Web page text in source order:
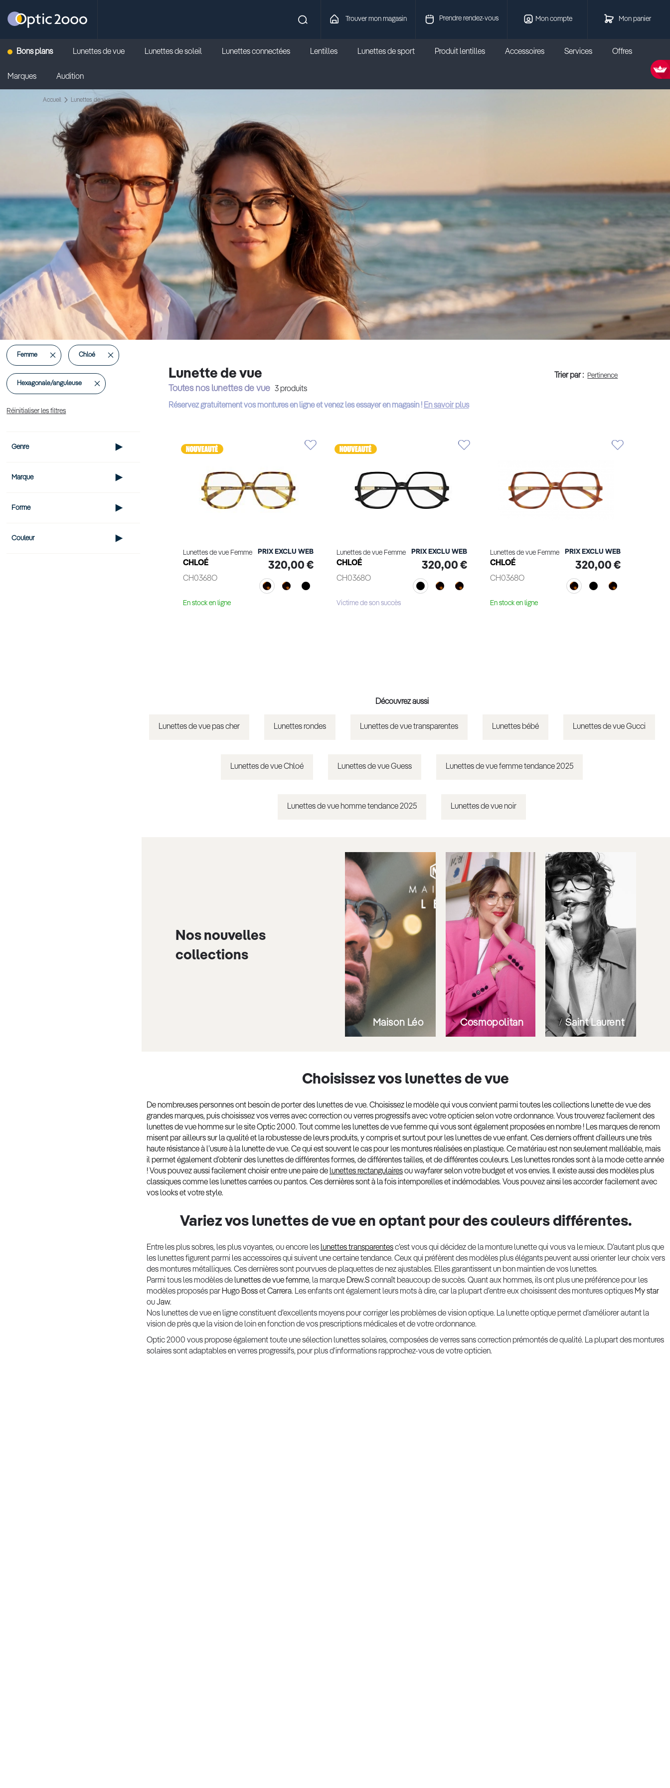
Retour vers la page d'accueil Mon panier
Prendre rendez-vous Mon compte
Trouver mon magasin
Bons plans Lunettes de vue Lunettes de soleil Lunettes connectées Lentilles Lunettes de sport Produit lentilles Accessoires Services Offres
Marques Audition
Accueil Lunettes de vue
Trier par :
Lunette de vue
Toutes nos lunettes de vue 3produits
Réservez gratuitement vos montures en ligne et venez les essayer en magasin ! En savoir plus
Lunettes de vue Femme
CHLOÉ
CH0368O
PRIX EXCLU WEB
320,00 €
En stock en ligne
Lunettes de vue Femme
CHLOÉ
CH0368O
PRIX EXCLU WEB
320,00 €
Victime de son succès
Lunettes de vue Femme
CHLOÉ
CH0368O
PRIX EXCLU WEB
320,00 €
En stock en ligne
Découvrez aussi
Lunettes de vue pas cher Lunettes rondes Lunettes de vue transparentes Lunettes bébé Lunettes de vue Gucci
Lunettes de vue Chloé Lunettes de vue Guess Lunettes de vue femme tendance 2025
Lunettes de vue homme tendance 2025 Lunettes de vue noir
Nos nouvelles
collections
Maison Léo Cosmopolitan Saint Laurent
Choisissez vos lunettes de vue
De nombreuses personnes ont besoin de porter des lunettes de vue. Choisissez le modèle qui vous convient parmi toutes les collections lunette de vue des
grandes marques, puis choisissez vos verres avec correction ou verres progressifs avec votre opticien selon votre ordonnance. Vous trouverez facilement des
lunettes de vue homme sur le site Optic 2000. Tout comme les lunettes de vue femme qui vous sont également proposées en nombre ! Les marques de renom
misent par ailleurs sur la qualité et la robustesse de leurs produits, y compris et surtout pour les lunettes de vue enfant. Ces derniers offrent d’ailleurs une très
haute résistance à l’usure à la lunette de vue. Ce qui est souvent le cas pour les montures réalisées en plastique. Ce matériau est non seulement malléable, mais
il permet également d’obtenir des lunettes de différentes formes, de différentes tailles, et de différentes couleurs. Les lunettes rondes sont à la mode cette année
! Vous pouvez aussi facilement choisir entre une paire de lunettes rectangulairesou wayfarer selon votre budget et vos envies. Il existe aussi des modèles plus
classiques comme les lunettes carrées ou pantos. Ces dernières sont à la fois intemporelles et indémodables. Vous pouvez ainsi les accorder facilement avec
vos looks et votre style.
Variez vos lunettes de vue en optant pour des couleurs différentes.
Entre les plus sobres, les plus voyantes, ou encore les lunettes transparentesc’est vous qui décidez de la monture lunette qui vous va le mieux. D’autant plus que
les lunettes figurent parmi les accessoires qui suivent une certaine tendance. Ceux qui préfèrent des modèles plus élégants peuvent aussi orienter leur choix vers
des montures métalliques. Ces dernières sont pourvues de plaquettes de nez ajustables. Elles garantissent un bon maintien de vos lunettes.
Parmi tous les modèles de lunettes de vue femme, la marque Drew.Sconnaît beaucoup de succès. Quant aux hommes, ils ont plus une préférence pour les
modèles proposés par Hugo BossetCarrera. Les enfants ont également leurs mots à dire, car la plupart d’entre eux choisissent des montures optiques My star
ouJaw.
Nos lunettes de vue en ligne constituent d’excellents moyens pour corriger les problèmes de vision optique. La lunette optique permet d’améliorer autant la
vision de près que la vision de loin en fonction de vos prescriptions médicales et de votre ordonnance.
Optic 2000 vous propose également toute une sélection lunettes solaires, composées de verres sans correction prémontés de qualité. La plupart des montures
solaires sont adaptables en verres progressifs, pour plus d'informations rapprochez-vous de votre opticien.
Genre
Marque
Forme
Couleur
Femme Supprimer
cet
Élément
Chloé Supprimer
Hexagonale/anguleuse Supprimer
Réinitialiser les filtres